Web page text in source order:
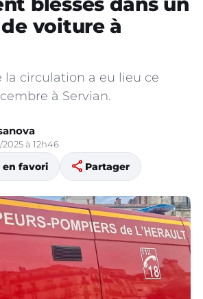
voiture à
la circulation a eu lieu ce
à Servian.
2025 à 12h46
en favori share Partager